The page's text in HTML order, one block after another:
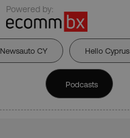
Powered by:
Newsauto CY Hello Cyprus
Podcasts